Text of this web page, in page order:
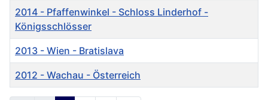
Beiträge
2014 - Pfaffenwinkel - Schloss Linderhof -
Königsschlösser
2013 - Wien - Bratislava
2012 - Wachau - Österreich